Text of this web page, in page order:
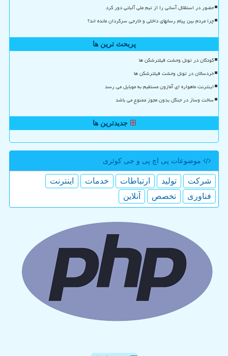
حضور در استقلال آسانی را از تیم ملی آلبانی دور کرد
چرا مردم بین پیام رسانهای داخلی و خارجی سرگردان مانده اند؟
پربحث ترین ها
کودکان در تونل وحشت فیلترشکن ها
خردسالان در تونل وحشت فیلترشکن ها
اینترنت ماهواره ای آمازون مستقیم به موبایل می رسد
ساخت وساز در جنگل بدون مجوز ممنوع می باشد
جدیدترین ها
موضوعات پی اچ پی و جی كوئری
شركت تولید ارتباطات خدمات
اینترنت
فناوری
تخصص آنلاین